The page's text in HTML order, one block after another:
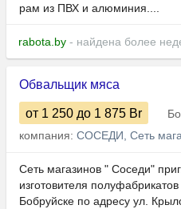
рам из ПВХ и алюминия....
rabota.by - найдена более
Обвальщик мяса
от 1 250 до 1 875 Br
компания: СОСЕДИ, Сеть
Сеть магазинов " Соседи"
изготовителя
Бобруйске по адресу ул.